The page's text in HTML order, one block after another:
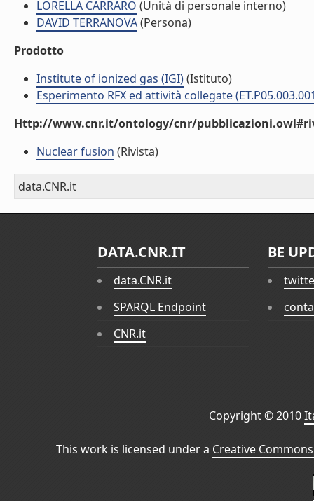
LORELLA CARRARO (Unità di personale interno)
DAVID TERRANOVA(Persona)
Prodotto
Institute of ionized gas (IGI)(Istituto)
Esperimento RFX ed attività collegate
Http://www.cnr.it/ontology/cnr/
Nuclear fusion (Rivista)
data.CNR.it
DATA.CNR.IT
data.CNR.it
SPARQL Endpoint
CNR.it
BE
Copyright © 2010
This work is licensed under a Creative